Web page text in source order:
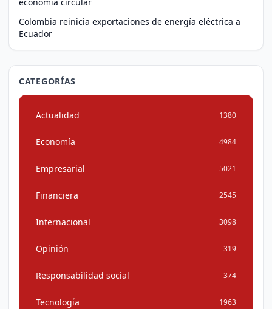
Colombia reinicia exportaciones de energía eléctrica a
Ecuador
CATEGORÍAS
Actualidad 1380
Economía 4984
Empresarial 5021
Financiera 2545
Internacional 3098
Opinión 319
Responsabilidad social 374
Tecnología 1963